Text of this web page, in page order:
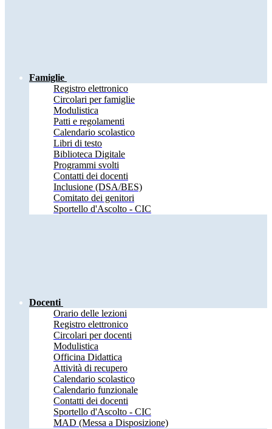
Famiglie
Registro elettronico
Circolari per famiglie
Modulistica
Patti e regolamenti
Calendario scolastico
Libri di testo
Biblioteca Digitale
Programmi svolti
Contatti dei docenti
Inclusione (DSA/BES)
Comitato dei genitori
Sportello d'Ascolto - CIC
Docenti
Orario delle lezioni
Registro elettronico
Circolari per docenti
Modulistica
Officina Didattica
Attività di recupero
Calendario scolastico
Calendario funzionale
Contatti dei docenti
Sportello d'Ascolto - CIC
MAD (Messa a Disposizione)